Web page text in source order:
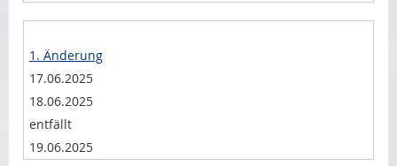
1. Änderung
17.06.2025
18.06.2025
entfällt
19.06.2025